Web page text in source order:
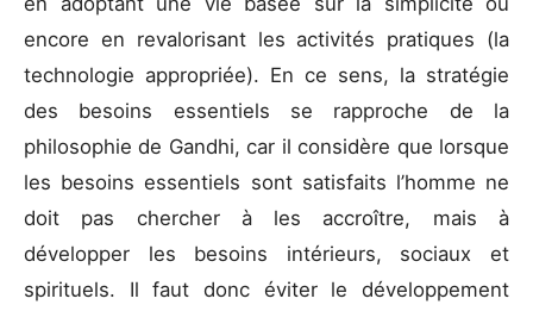
encore en revalorisant les activités pratiques (la
technologie appropriée). En ce sens, la stratégie
des besoins essentiels se rapproche de la
philosophie de Gandhi, car il considère que lorsque
les besoins essentiels sont satisfaits l’homme ne
doit pas chercher à les accroître, mais à
développer les besoins intérieurs, sociaux et
spirituels. Il faut donc éviter le développement